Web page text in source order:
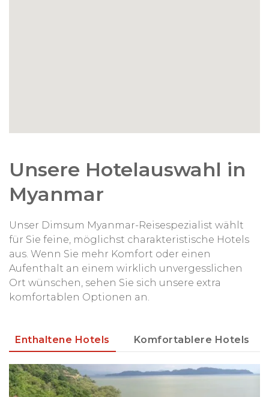
Unsere Hotelauswahl in
Myanmar
Unser Dimsum Myanmar-Reisespezialist wählt
für Sie feine, möglichst charakteristische Hotels
aus. Wenn Sie mehr Komfort oder einen
Aufenthalt an einem wirklich unvergesslichen
Ort wünschen, sehen Sie sich unsere extra
komfortablen Optionen an.
Enthaltene Hotels Komfortablere Hotels